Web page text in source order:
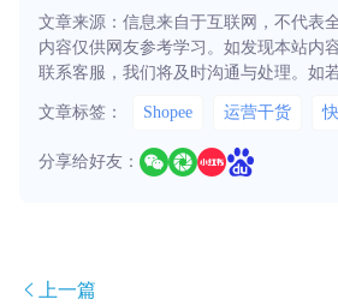
文章来源：信息来自于互联网，不代表
内容仅供网友参考学习。如发现本站内
联系客服，我们将及时沟通与处理。如
文章标签： Shopee 运营干货
分享给好友：
上一篇